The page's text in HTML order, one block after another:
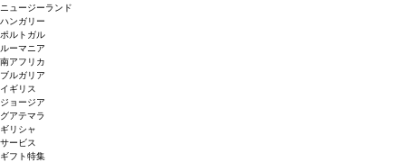
ニュージーランド
ハンガリー
ポルトガル
ルーマニア
南アフリカ
ブルガリア
イギリス
ジョージア
グアテマラ
ギリシャ
サービス
ギフト特集